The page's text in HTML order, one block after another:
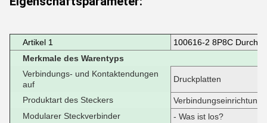
Artikel 1
100616-2 8P8C
Merkmale des Warentyps
Verbindungs- und Kontaktendungen
auf
Druckplatten
Produktart des Steckers
Verbindungseinrichtung
Modularer Steckverbinder
- Was ist los?